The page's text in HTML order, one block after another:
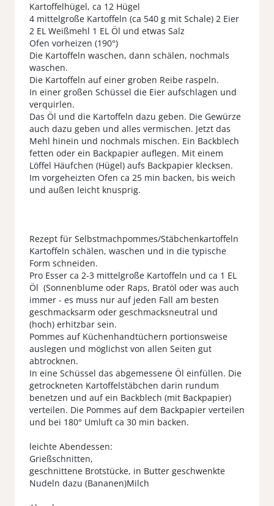
Kartoffelhügel, ca 12 Hügel
4 mittelgroße Kartoffeln (ca 540 g mit Schale) 2 Eier
2 EL Weißmehl 1 EL Öl und etwas Salz
Ofen vorheizen (190°)
Die Kartoffeln waschen, dann schälen, nochmals
waschen.
Die Kartoffeln auf einer groben Reibe raspeln.
In einer großen Schüssel die Eier aufschlagen und
verquirlen.
Das Öl und die Kartoffeln dazu geben. Die Gewürze
auch dazu geben und alles vermischen. Jetzt das
Mehl hinein und nochmals mischen. Ein Backblech
fetten oder ein Backpapier auflegen. Mit einem
Löffel Häufchen (Hügel) aufs Backpapier klecksen.
Im vorgeheizten Ofen ca 25 min backen, bis weich
und außen leicht knusprig.
Rezept für Selbstmachpommes/Stäbchenkartoffeln
Kartoffeln schälen, waschen und in die typische
Form schneiden.
Pro Esser ca 2-3 mittelgroße Kartoffeln und ca 1 EL
Öl (Sonnenblume oder Raps, Bratöl oder was auch
immer - es muss nur auf jeden Fall am besten
geschmacksarm oder geschmacksneutral und
(hoch) erhitzbar sein.
Pommes auf Küchenhandtüchern portionsweise
auslegen und möglichst von allen Seiten gut
abtrocknen.
In eine Schüssel das abgemessene Öl einfüllen. Die
getrockneten Kartoffelstäbchen darin rundum
benetzen und auf ein Backblech (mit Backpapier)
verteilen. Die Pommes auf dem Backpapier verteilen
und bei 180° Umluft ca 30 min backen.
leichte Abendessen:
Grießschnitten,
geschnittene Brotstücke, in Butter geschwenkte
Nudeln dazu (Bananen)Milch